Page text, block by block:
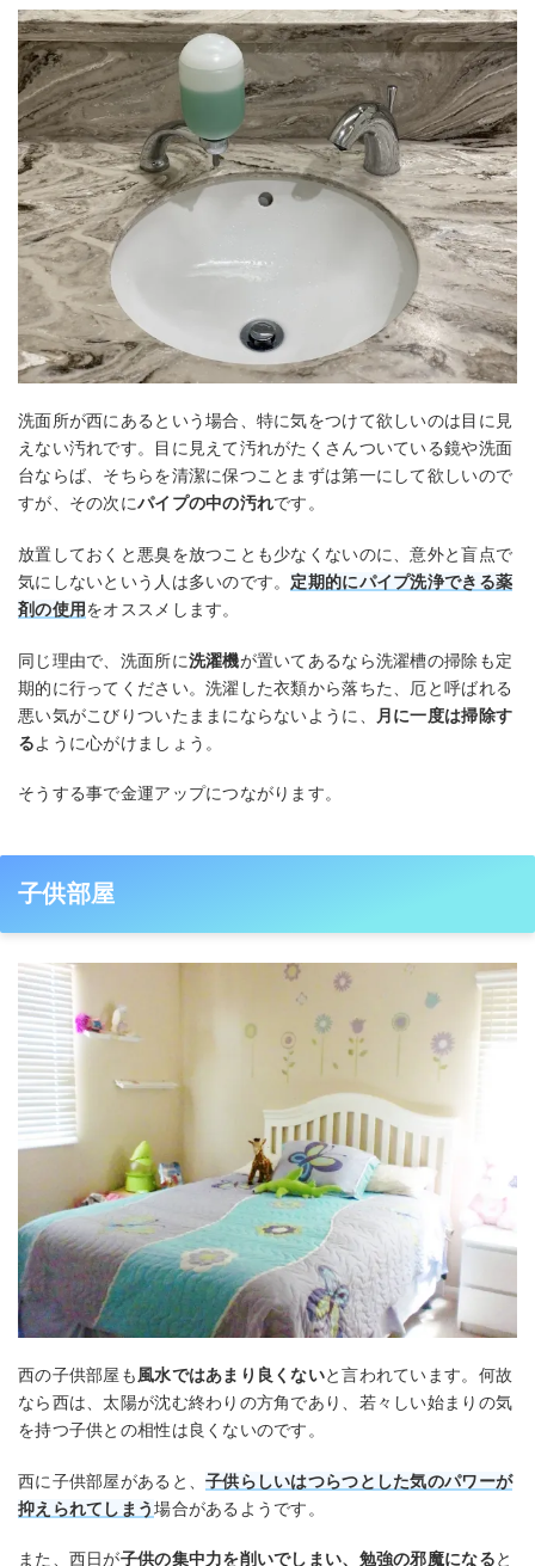
洗面所が西にあるという場合、特に気をつけて欲しいのは目に見
えない汚れです。目に見えて汚れがたくさんついている鏡や洗面
台ならば、そちらを清潔に保つことまずは第一にして欲しいので
すが、その次にパイプの中の汚れです。
放置しておくと悪臭を放つことも少なくないのに、意外と盲点で
気にしないという人は多いのです。 定期的にパイプ洗浄できる薬
剤の使用をオススメします。
同じ理由で、洗面所に洗濯機が置いてあるなら洗濯槽の掃除も定
期的に行ってください。洗濯した衣類から落ちた、厄と呼ばれる
悪い気がこびりついたままにならないように、
月に一度は掃除す
るように心がけましょう。
そうする事で金運アップにつながります。
子供部屋
西の子供部屋も風水ではあまり良くないと言われています。何故
なら西は、太陽が沈む終わりの方角であり、若々しい始まりの気
を持つ子供との相性は良くないのです。
西に子供部屋があると、子供らしいはつらつとした気のパワーが
抑えられてしまう場合があるようです。
また、西日が子供の集中力を削いでしまい、勉強の邪魔になると